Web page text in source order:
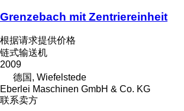
Grenzebach mit Zentriereinheit
根据请求提供价格
链式输送机
2009
德国, Wiefelstede
Eberlei Maschinen GmbH & Co. KG
联系卖方